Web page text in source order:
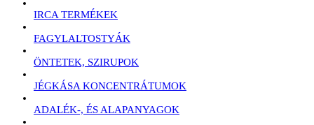
IRCA TERMÉKEK
FAGYLALTOSTYÁK
ÖNTETEK, SZIRUPOK
JÉGKÁSA KONCENTRÁTUMOK
ADALÉK-, ÉS ALAPANYAGOK